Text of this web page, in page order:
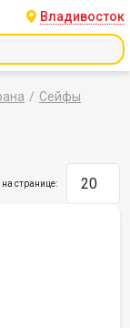
Владивосток
Сейфы
на странице: